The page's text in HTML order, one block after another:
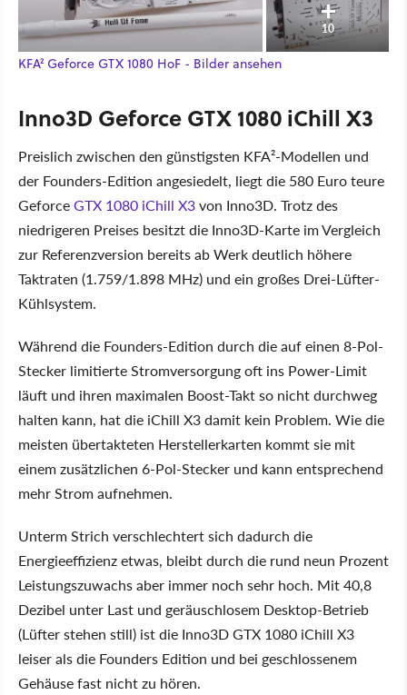
10
KFA² Geforce GTX 1080 HoF - Bilder ansehen
Inno3D Geforce GTX 1080 iChill X3
Preislich zwischen den günstigsten KFA²-Modellen und
der Founders-Edition angesiedelt, liegt die 580 Euro teure
GeforceGTX 1080 iChill X3von Inno3D. Trotz des
niedrigeren Preises besitzt die Inno3D-Karte im Vergleich
zur Referenzversion bereits ab Werk deutlich höhere
Taktraten (1.759/1.898 MHz) und ein großes Drei-Lüfter-
Kühlsystem.
Während die Founders-Edition durch die auf einen 8-Pol-
Stecker limitierte Stromversorgung oft ins Power-Limit
läuft und ihren maximalen Boost-Takt so nicht durchweg
halten kann, hat die iChill X3 damit kein Problem. Wie die
meisten übertakteten Herstellerkarten kommt sie mit
einem zusätzlichen 6-Pol-Stecker und kann entsprechend
mehr Strom aufnehmen.
Unterm Strich verschlechtert sich dadurch die
Energieeffizienz etwas, bleibt durch die rund neun Prozent
Leistungszuwachs aber immer noch sehr hoch. Mit 40,8
Dezibel unter Last und geräuschlosem Desktop-Betrieb
(Lüfter stehen still) ist die Inno3D GTX 1080 iChill X3
leiser als die Founders Edition und bei geschlossenem
Gehäuse fast nicht zu hören.